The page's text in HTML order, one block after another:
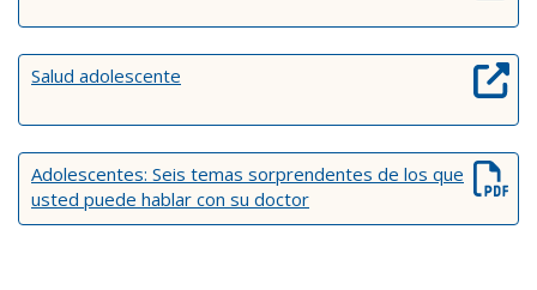
Salud adolescente
Adolescentes: Seis temas sorprendentes de los que
usted puede hablar con su doctor